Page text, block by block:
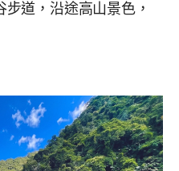
道，沿途高山景色，